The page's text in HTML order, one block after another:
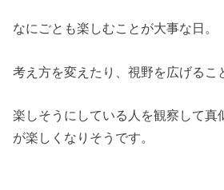
なにごとも楽しむことが大事な日。
考え方を変えたり、視野を広げるこ
楽しそうにしている人を観察して真
が楽しくなりそうです。